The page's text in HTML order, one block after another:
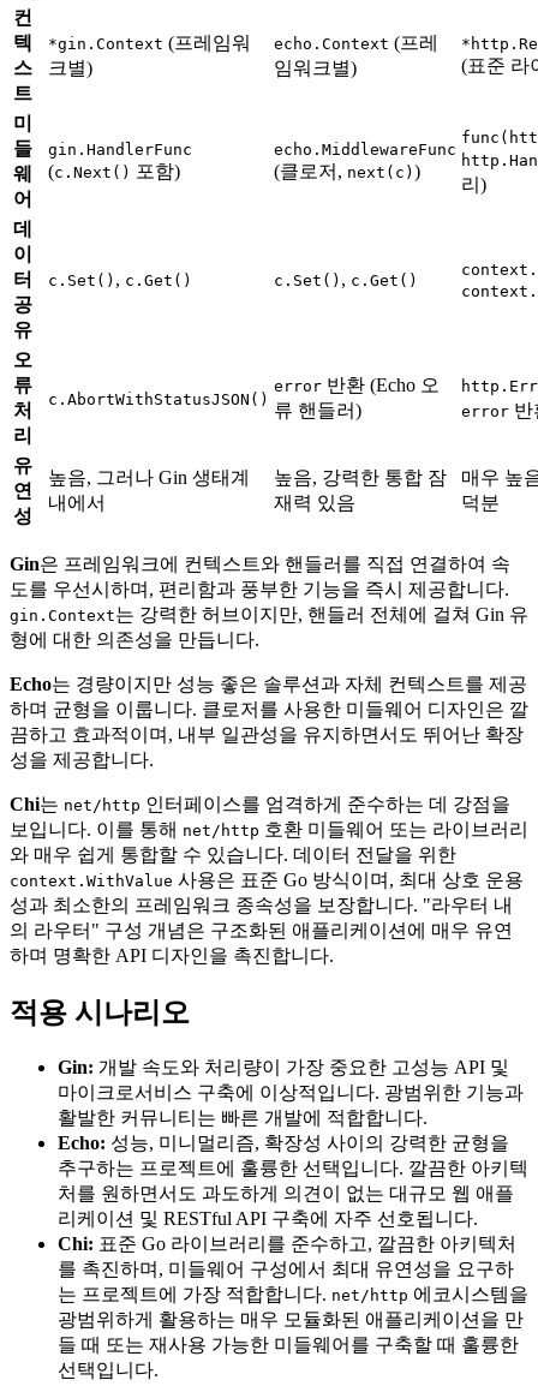
컨
텍
스
트
*gin.Context (프레임워
크별)
echo.Context (프레
임워크별)
(표준 라
미
들
웨
어
gin.HandlerFunc
(c.Next() 포함)
echo.MiddlewareFunc
(클로저, next(c) )
리)
데
이
터
공
유
c.Set() , c.Get() c.Set() , c.Get()
오
류
처
리
c.AbortWithStatusJSON()
error 반환 (Echo 오
류 핸들러)
error 반
유
연
성
높음, 그러나 Gin 생태계
내에서
높음, 강력한 통합 잠
재력 있음
매우 높
덕분
Gin은 프레임워크에 컨텍스트와 핸들러를 직접 연결하여 속
도를 우선시하며, 편리함과 풍부한 기능을 즉시 제공합니다.
gin.Context는 강력한 허브이지만, 핸들러 전체에 걸쳐 Gin 유
형에 대한 의존성을 만듭니다.
Echo는 경량이지만 성능 좋은 솔루션과 자체 컨텍스트를 제공
하며 균형을 이룹니다. 클로저를 사용한 미들웨어 디자인은 깔
끔하고 효과적이며, 내부 일관성을 유지하면서도 뛰어난 확장
성을 제공합니다.
Chi는 net/http 인터페이스를 엄격하게 준수하는 데 강점을
보입니다. 이를 통해 net/http 호환 미들웨어 또는 라이브러리
와 매우 쉽게 통합할 수 있습니다. 데이터 전달을 위한
context.WithValue 사용은 표준 Go 방식이며, 최대 상호 운용
성과 최소한의 프레임워크 종속성을 보장합니다. "라우터 내
의 라우터" 구성 개념은 구조화된 애플리케이션에 매우 유연
하며 명확한 API 디자인을 촉진합니다.
적용 시나리오
Gin: 개발 속도와 처리량이 가장 중요한 고성능 API 및
마이크로서비스 구축에 이상적입니다. 광범위한 기능과
활발한 커뮤니티는 빠른 개발에 적합합니다.
Echo: 성능, 미니멀리즘, 확장성 사이의 강력한 균형을
추구하는 프로젝트에 훌륭한 선택입니다. 깔끔한 아키텍
처를 원하면서도 과도하게 의견이 없는 대규모 웹 애플
리케이션 및 RESTful API 구축에 자주 선호됩니다.
Chi: 표준 Go 라이브러리를 준수하고, 깔끔한 아키텍처
를 촉진하며, 미들웨어 구성에서 최대 유연성을 요구하
는 프로젝트에 가장 적합합니다. net/http 에코시스템을
광범위하게 활용하는 매우 모듈화된 애플리케이션을 만
들 때 또는 재사용 가능한 미들웨어를 구축할 때 훌륭한
선택입니다.